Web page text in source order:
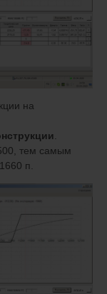
на
тем самым
п.